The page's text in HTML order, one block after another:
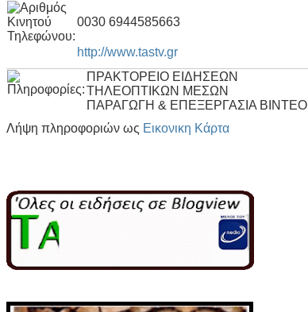
0030 6944585663
http://www.tastv.gr
ΠΡΑΚΤΟΡΕΙΟ ΕΙΔΗΣΕΩΝ
ΤΗΛΕΟΠΤΙΚΩΝ ΜΕΣΩΝ
ΠΑΡΑΓΩΓΗ & ΕΠΕΞΕΡΓΑΣΙΑ ΒΙΝΤΕΟ
Λήψη πληροφοριών ως Εικονικη Κάρτα